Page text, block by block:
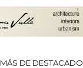
MÁS DE DESTACADO